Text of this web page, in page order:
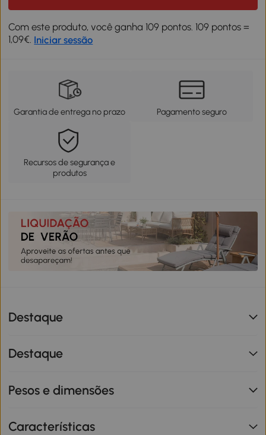
Com este produto, você ganha 109 pontos. 109 pontos =
1,09€. Iniciar sessão
Garantia de entrega no prazo Pagamento seguro
Recursos de segurança e
produtos
Destaque
Destaque
Pesos e dimensões
Características